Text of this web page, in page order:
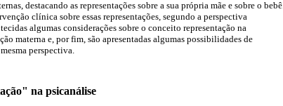
destacando as representações sobre a sua própria mãe e sobre o bebê.
clínica sobre essas representações, segundo a perspectiva
algumas considerações sobre o conceito representação na
materna e, por fim, são apresentadas algumas possibilidades de
perspectiva.
na psicanálise